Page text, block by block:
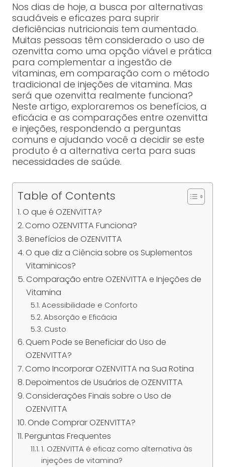
Nos dias de hoje, a busca por alternativas
saudáveis e eficazes para suprir
deficiências nutricionais tem aumentado.
Muitas pessoas têm considerado o uso de
ozenvitta como uma opção viável e prática
para complementar a ingestão de
vitaminas, em comparação com o método
tradicional de injeções de vitamina. Mas
será que ozenvitta realmente funciona?
Neste artigo, exploraremos os benefícios, a
eficácia e as comparações entre ozenvitta
e injeções, respondendo a perguntas
comuns e ajudando você a decidir se este
produto é a alternativa certa para suas
necessidades de saúde.
Table of Contents
O que é OZENVITTA?
Como OZENVITTA Funciona?
Benefícios de OZENVITTA
O que diz a Ciência sobre os Suplementos
Vitaminicos?
Comparação entre OZENVITTA e Injeções de
Vitamina
Acessibilidade e Conforto
Absorção e Eficácia
Custo
Quem Pode se Beneficiar do Uso de
OZENVITTA?
Como Incorporar OZENVITTA na Sua Rotina
Depoimentos de Usuários de OZENVITTA
Considerações Finais sobre o Uso de
OZENVITTA
Onde Comprar OZENVITTA?
Perguntas Frequentes
1. OZENVITTA é eficaz como alternativa às
injeções de vitamina?